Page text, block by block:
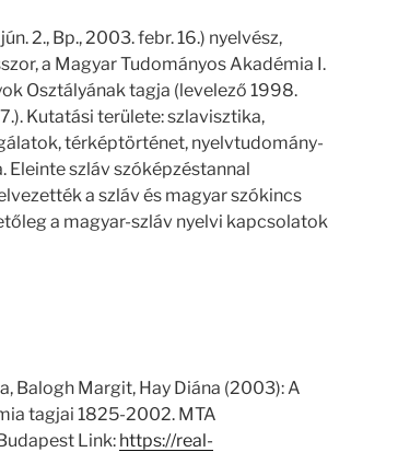
2., Bp., 2003. febr. 16.) nyelvész,
a Magyar Tudományos Akadémia I.
Osztályának tagja (levelező 1998.
Kutatási területe: szlavisztika,
térképtörténet, nyelvtudomány-
szláv szóképzéstannal
a szláv és magyar szókincs
a magyar-szláv nyelvi kapcsolatok
Balogh Margit, Hay Diána (2003): A
tagjai 1825-2002. MTA
Link: https://real-